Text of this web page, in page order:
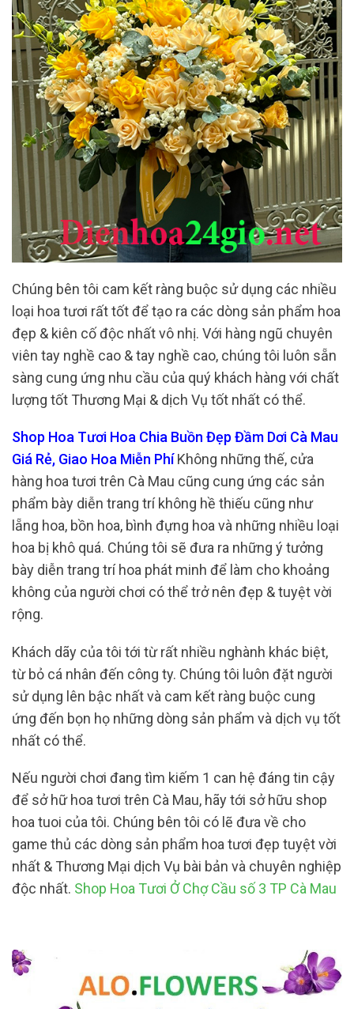
Chúng bên tôi cam kết ràng buộc sử dụng các nhiều
loại hoa tươi rất tốt để tạo ra các dòng sản phẩm hoa
đẹp & kiên cố độc nhất vô nhị. Với hàng ngũ chuyên
viên tay nghề cao & tay nghề cao, chúng tôi luôn sẵn
sàng cung ứng nhu cầu của quý khách hàng với chất
lượng tốt Thương Mại & dịch Vụ tốt nhất có thể.
Shop Hoa Tươi Hoa Chia Buồn Đẹp Đầm Dơi Cà Mau
Giá Rẻ, Giao Hoa Miễn PhíKhông những thế, cửa
hàng hoa tươi trên Cà Mau cũng cung ứng các sản
phẩm bày diễn trang trí không hề thiếu cũng như
lẵng hoa, bồn hoa, bình đựng hoa và những nhiều loại
hoa bị khô quá. Chúng tôi sẽ đưa ra những ý tưởng
bày diễn trang trí hoa phát minh để làm cho khoảng
không của người chơi có thể trở nên đẹp & tuyệt vời
rộng.
Khách dãy của tôi tới từ rất nhiều nghành khác biệt,
từ bỏ cá nhân đến công ty. Chúng tôi luôn đặt người
sử dụng lên bậc nhất và cam kết ràng buộc cung
ứng đến bọn họ những dòng sản phẩm và dịch vụ tốt
nhất có thể.
Nếu người chơi đang tìm kiếm 1 can hệ đáng tin cậy
để sở hữ hoa tươi trên Cà Mau, hãy tới sở hữu shop
hoa tuoi của tôi. Chúng bên tôi có lẽ đưa về cho
game thủ các dòng sản phẩm hoa tươi đẹp tuyệt vời
nhất & Thương Mại dịch Vụ bài bản và chuyên nghiệp
độc nhất. Shop Hoa Tươi Ở Chợ Cầu số 3 TP Cà Mau